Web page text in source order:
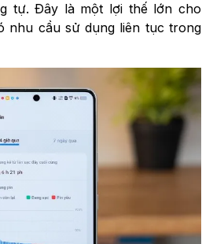
tự. Đây là một lợi thế lớn cho
nhu cầu sử dụng liên tục trong